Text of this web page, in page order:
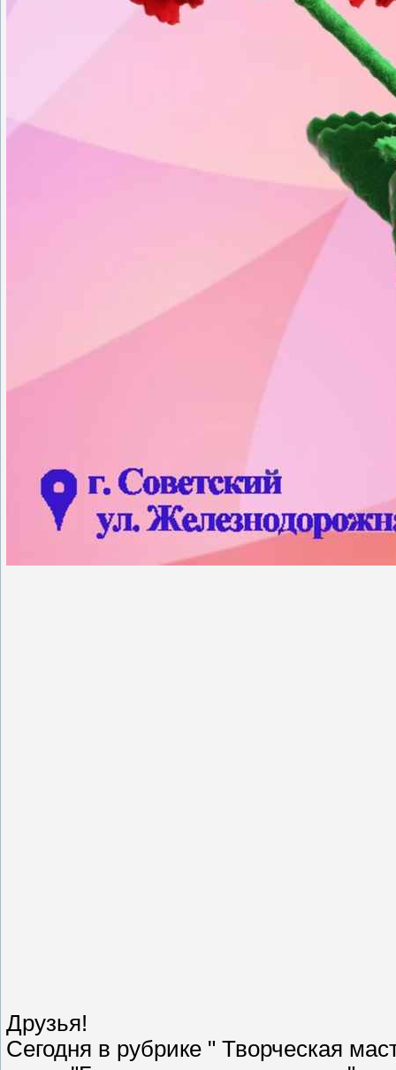
Друзья!
Сегодня в рубрике " Творческая